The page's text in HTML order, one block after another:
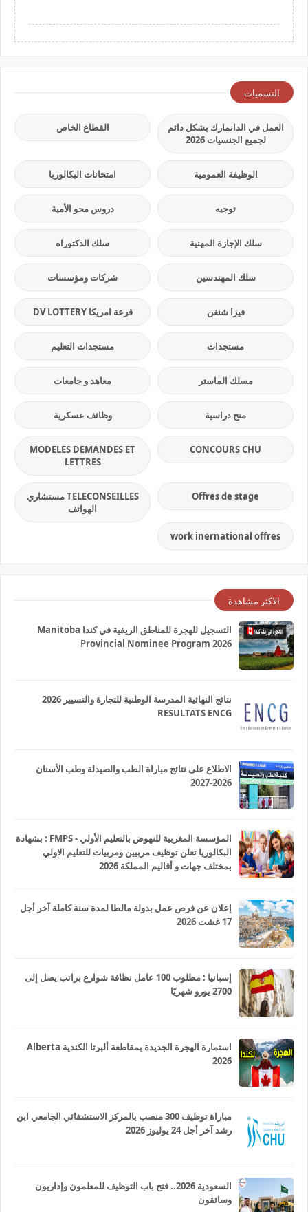
التسميات
العمل في الدانمارك بشكل دائم
لجميع الجنسيات 2026
القطاع الخاص
الوظيفة العمومية امتحانات البكالوريا
توجيه دروس محو الأمية
سلك الإجازة المهنية سلك الدكتوراه
سلك المهندسين شركات ومؤسسات
فيزا شنغن قرعة امريكا DV LOTTERY
مستجدات مستجدات التعليم
مسلك الماستر معاهد و جامعات
منح دراسية وظائف عسكرية
CONCOURS CHU
MODELES DEMANDES ET
LETTRES
Offres de stage
TELECONSEILLES مستشاري
الهواتف
work inernational offres
الاكثر مشاهدة
التسجيل للهجرة للمناطق الريفية في كندا Manitoba
Provincial Nominee Program 2026
نتائج النهائية المدرسة الوطنية للتجارة والتسيير 2026
RESULTATS ENCG
الاطلاع على نتائج مباراة الطب والصيدلة وطب الأسنان
2026-2027
المؤسسة المغربية للنهوض بالتعليم الأولي - FMPS : بشهادة
البكالوريا تعلن توظيف مربيين ومربيات للتعليم الاولي
بمختلف جهات و أقاليم المملكة 2026
إعلان عن فرص عمل بدولة مالطا لمدة سنة كاملة آخر أجل
17 غشت 2026
إسبانيا : مطلوب 100 عامل نظافة شوارع براتب يصل إلى
2700 يورو شهريًا
استمارة الهجرة الجديدة بمقاطعة ألبرتا الكندية Alberta
2026
مباراة توظيف 300 منصب بالمركز الاستشفائي الجامعي ابن
رشد آخر أجل 24 يوليوز 2026
السعودية 2026.. فتح باب التوظيف للمعلمون وإداريون
وسائقون